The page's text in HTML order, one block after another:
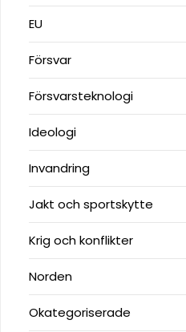
EU
Försvar
Försvarsteknologi
Ideologi
Invandring
Jakt och sportskytte
Krig och konflikter
Norden
Okategoriserade